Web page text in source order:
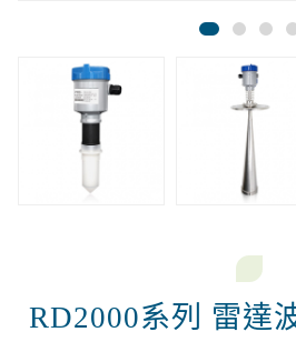
RD2000系列 雷達